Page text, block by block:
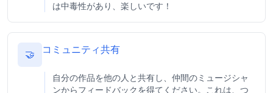
は中毒性があり、楽しいです！
🤝 コミュニティ共有
自分の作品を他の人と共有し、仲間のミュージシャ
ンからフィードバックを得てください。これは、つ